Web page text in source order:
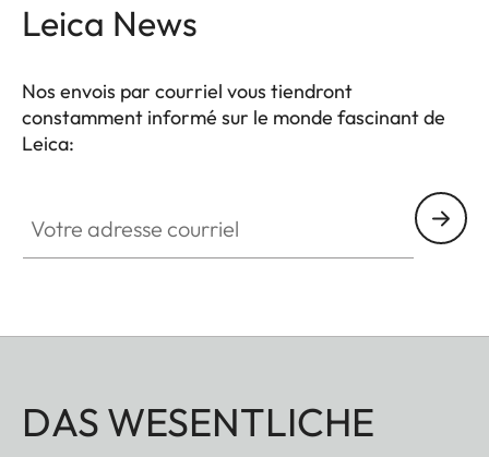
Leica News
Nos envois par courriel vous tiendront
constamment informé sur le monde fascinant de
Leica:
DAS WESENTLICHE